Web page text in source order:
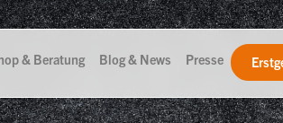
& Beratung Blog & News Presse